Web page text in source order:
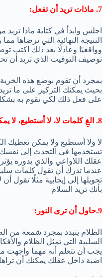
7. ماذات تريد أن تفعل:
اجلس وابدأ في كتابة ماذا
النتيجة النهائية التي ترضاها
وواقعيًا وعادلًا بعد ذلك اكتب
توصيف التوقيت الذي تريد أن
بمجرد أن تقوم بوضع هذه
بحيث يمكنك التركيز على ما
على فعل ذلك لكي تقوم به
8. الغِ كلمات لا، لا أستطيع، لا يمكن:
لا ولا أستطيع ولا يمكن تعطيك
تستخدمها في التحدث إلى
عقلك اللاواعي والذي يدوره
عندما تدرك أن تقول كلمات
تحويلها إلى إيجابية مثلًا تقول
بأنك تريد السلام
9.حاول أن ترى النور:
الظلام يتبدد بمجرد شمعة من
السلبية التي تمثل الظلام
يجب أن تتعلم أنه مهما واجهت
اضبة داخل عقلك يمكنك أن